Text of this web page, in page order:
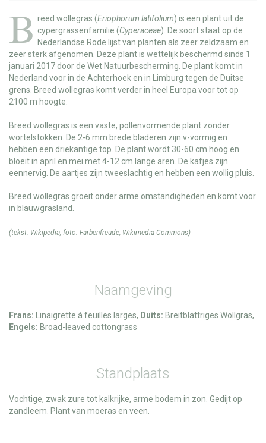
B reed wollegras (Eriophorum latifolium) is een plant uit de
cypergrassenfamilie (Cyperaceae). De soort staat op de
Nederlandse Rode lijst van planten als zeer zeldzaam en
zeer sterk afgenomen. Deze plant is wettelijk beschermd sinds 1
januari 2017 door de Wet Natuurbescherming. De plant komt in
Nederland voor in de Achterhoek en in Limburg tegen de Duitse
grens. Breed wollegras komt verder in heel Europa voor tot op
2100 m hoogte.
Breed wollegras is een vaste, pollenvormende plant zonder
wortelstokken. De 2-6 mm brede bladeren zijn v-vormig en
hebben een driekantige top. De plant wordt 30-60 cm hoog en
bloeit in april en mei met 4-12 cm lange aren. De kafjes zijn
eennervig. De aartjes zijn tweeslachtig en hebben een wollig pluis.
Breed wollegras groeit onder arme omstandigheden en komt voor
in blauwgrasland.
(tekst: Wikipedia, foto: Farbenfreude, Wikimedia Commons)
Naamgeving
Frans: Linaigrette à feuilles larges, Duits: Breitblättriges Wollgras,
Engels: Broad-leaved cottongrass
Standplaats
Vochtige, zwak zure tot kalkrijke, arme bodem in zon. Gedijt op
zandleem. Plant van moeras en veen.